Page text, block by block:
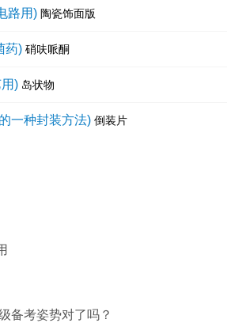
路用) 陶瓷饰面版
药) 硝呋哌酮
) 岛状物
一种封装方法) 倒装片
备考姿势对了吗？